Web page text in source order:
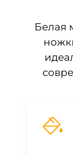
Белая